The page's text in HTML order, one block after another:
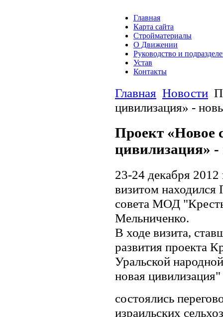
Главная
Карта сайта
Стройматериалы
О Движении
Руководство и
Устав
Контакты
Главная Новости
цивилизация» -
Проект «Новое
цивилизация»
23-24 декабря 2012
визитом находился
совета МОД
Мельниченко.
В ходе визита,
развития проекта
Уральской
новая
состоялись
израильских